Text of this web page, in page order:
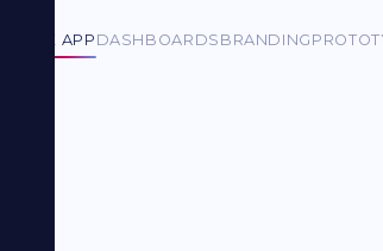
MOBILE APP DASHBOARDS BRANDING